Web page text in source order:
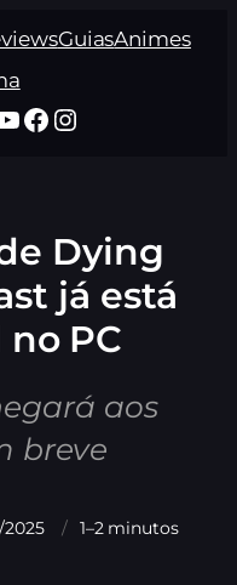
GuiasAnimes
Facebook
Instagram
Dying
já está
PC
aos
breve
1–2 minutos